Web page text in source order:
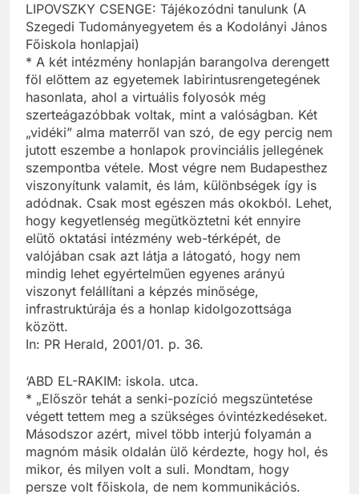
LIPOVSZKY CSENGE: Tájékozódni tanulunk (A
Szegedi Tudományegyetem és a Kodolányi János
Főiskola honlapjai)
* A két intézmény honlapján barangolva derengett
föl előttem az egyetemek labirintusrengetegének
hasonlata, ahol a virtuális folyosók még
szerteágazóbbak voltak, mint a valóságban. Két
„vidéki” alma materről van szó, de egy percig nem
jutott eszembe a honlapok provinciális jellegének
szempontba vétele. Most végre nem Budapesthez
viszonyítunk valamit, és lám, különbségek így is
adódnak. Csak most egészen más okokból. Lehet,
hogy kegyetlenség megütköztetni két ennyire
elütő oktatási intézmény web-térképét, de
valójában csak azt látja a látogató, hogy nem
mindig lehet egyértelműen egyenes arányú
viszonyt felállítani a képzés minősége,
infrastruktúrája és a honlap kidolgozottsága
között.
In: PR Herald, 2001/01. p. 36.
‘ABD EL-RAKIM: iskola. utca.
* „Először tehát a senki-pozíció megszüntetése
végett tettem meg a szükséges óvintézkedéseket.
Másodszor azért, mivel több interjú folyamán a
magnóm másik oldalán ülő kérdezte, hogy hol, és
mikor, és milyen volt a suli. Mondtam, hogy
persze volt főiskola, de nem kommunikációs.